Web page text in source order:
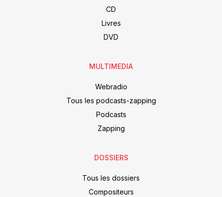
CD
Livres
DVD
MULTIMEDIA
Webradio
Tous les podcasts-zapping
Podcasts
Zapping
DOSSIERS
Tous les dossiers
Compositeurs